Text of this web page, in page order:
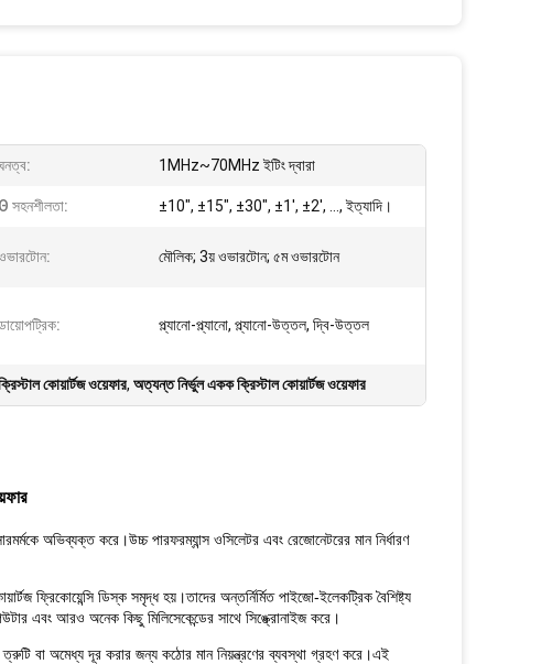
1MHz~70MHz ইটিং দ্বারা
Θ সহনশীলতা: ±10″, ±15″, ±30″, ±1′, ±2′, …, ইত্যাদি।
মৌলিক; 3য় ওভারটোন; ৫ম ওভারটোন
প্ল্যানো-প্ল্যানো, প্ল্যানো-উত্তল, দ্বি-উত্তল
কোয়ার্টজ ওয়েফার, অত্যন্ত নির্ভুল একক ক্রিস্টাল কোয়ার্টজ ওয়েফার
অভিব্যক্ত করে।উচ্চ পারফরম্যান্স ওসিলেটর এবং রেজোনেটরের মান নির্ধারণ
ফ্রিকোয়েন্সি ডিস্ক সমৃদ্ধ হয়।তাদের অন্তর্নির্মিত পাইজো-ইলেকট্রিক বৈশিষ্ট্য
এবং আরও অনেক কিছু মিলিসেকেন্ডের সাথে সিঙ্ক্রোনাইজ করে।
ত্রুটি বা অমেধ্য দূর করার জন্য কঠোর মান নিয়ন্ত্রণের ব্যবস্থা গ্রহণ করে।এই